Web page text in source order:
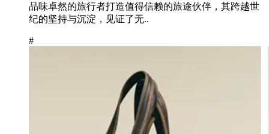
品味卓然的旅行者打造值得信赖的旅途伙伴，其跨越世
纪的坚持与沉淀，见证了无..
#